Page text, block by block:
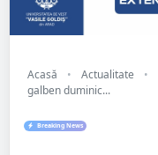
Acasă • Actualitate •
galben duminic...
Breaking News